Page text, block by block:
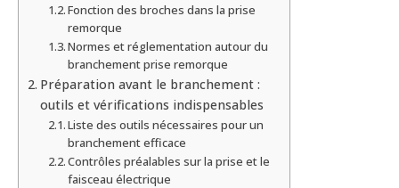
Fonction des broches dans la prise
remorque
Normes et réglementation autour du
branchement prise remorque
Préparation avant le branchement :
outils et vérifications indispensables
Liste des outils nécessaires pour un
branchement efficace
Contrôles préalables sur la prise et le
faisceau électrique